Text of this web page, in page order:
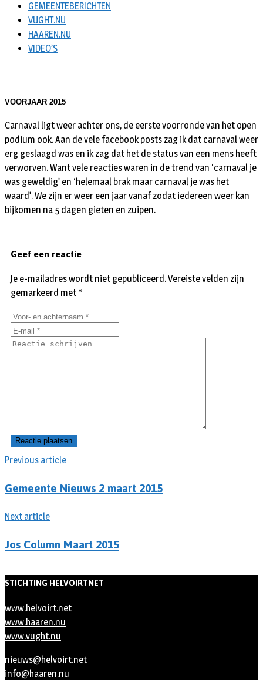
GEMEENTEBERICHTEN
VUGHT.NU
HAAREN.NU
VIDEO’S
VOORJAAR 2015
Carnaval ligt weer achter ons, de eerste voorronde van het open
podium ook. Aan de vele facebook posts zag ik dat carnaval weer
erg geslaagd was en ik zag dat het de status van een mens heeft
verworven. Want vele reacties waren in de trend van ‘carnaval je
was geweldig’ en ‘helemaal brak maar carnaval je was het
waard’. We zijn er weer een jaar vanaf zodat iedereen weer kan
bijkomen na 5 dagen gieten en zuipen.
Previous article
Gemeente Nieuws 2 maart 2015
Next article
Jos Column Maart 2015
Geef een reactie
Je e-mailadres wordt niet gepubliceerd.Vereiste velden zijn
gemarkeerd met *
STICHTING HELVOIRTNET
www.helvoirt.net
www.haaren.nu
www.vught.nu
nieuws@helvoirt.net
info@haaren.nu